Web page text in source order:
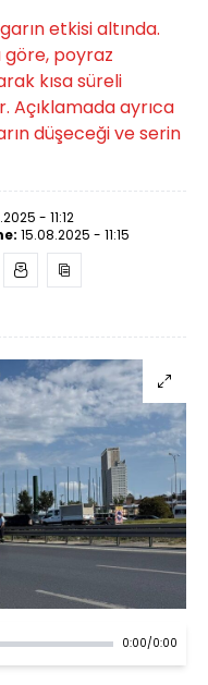
etkisi altında.
göre, poyraz
kısa süreli
Açıklamada ayrıca
düşeceği ve serin
- 11:12
15.08.2025 - 11:15
0:00/0:00